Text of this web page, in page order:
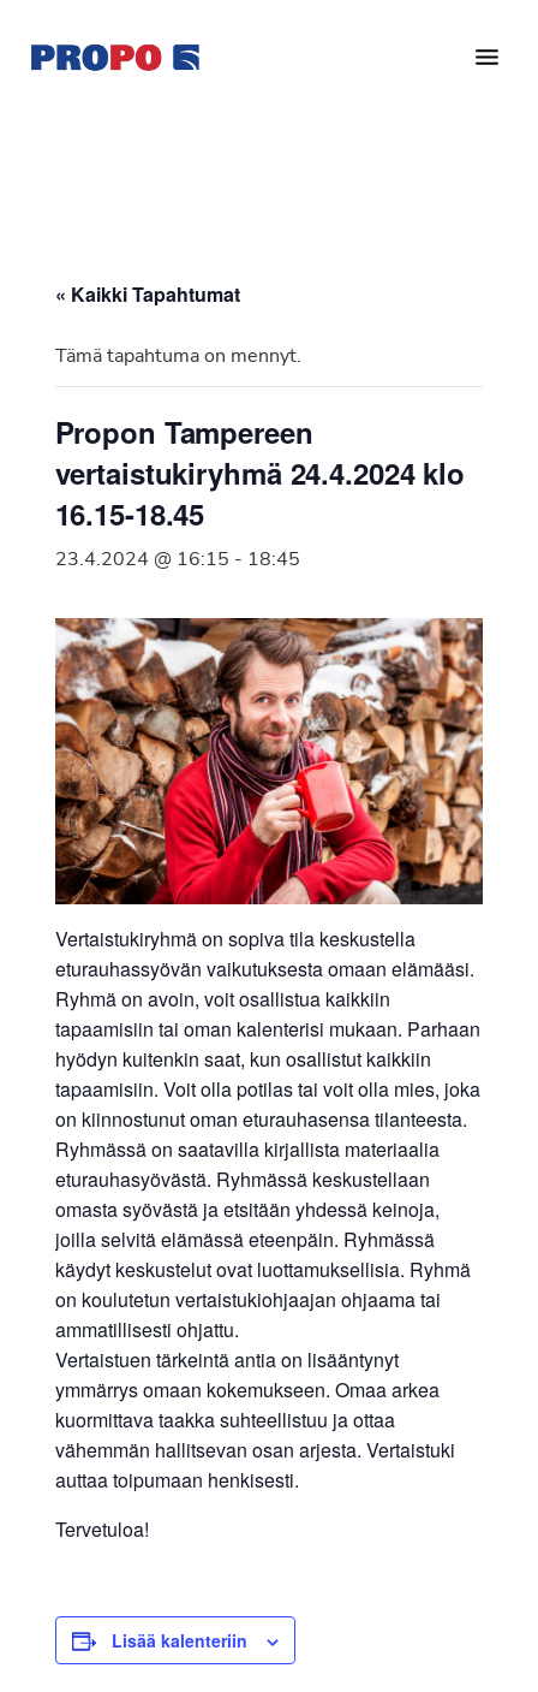
pääsisältöön
alatunnisteeseen
Ry
vuonna
Suomen
Syöpäyhdistyksen
jäsenjärjestö.
« Kaikki Tapahtumat
Tämä tapahtuma on mennyt.
Propon Tampereen
vertaistukiryhmä 24.4.2024 klo
16.15-18.45
23.4.2024 @ 16:15 - 18:45
Vertaistukiryhmä on sopiva tila keskustella
eturauhassyövän vaikutuksesta omaan elämääsi.
Ryhmä on avoin, voit osallistua kaikkiin
tapaamisiin tai oman kalenterisi mukaan. Parhaan
hyödyn kuitenkin saat, kun osallistut kaikkiin
tapaamisiin. Voit olla potilas tai voit olla mies, joka
on kiinnostunut oman eturauhasensa tilanteesta.
Ryhmässä on saatavilla kirjallista materiaalia
eturauhasyövästä. Ryhmässä keskustellaan
omasta syövästä ja etsitään yhdessä keinoja,
joilla selvitä elämässä eteenpäin. Ryhmässä
käydyt keskustelut ovat luottamuksellisia. Ryhmä
on koulutetun vertaistukiohjaajan ohjaama tai
ammatillisesti ohjattu.
Vertaistuen tärkeintä antia on lisääntynyt
ymmärrys omaan kokemukseen. Omaa arkea
kuormittava taakka suhteellistuu ja ottaa
vähemmän hallitsevan osan arjesta. Vertaistuki
auttaa toipumaan henkisesti.
Tervetuloa!
Lisää kalenteriin